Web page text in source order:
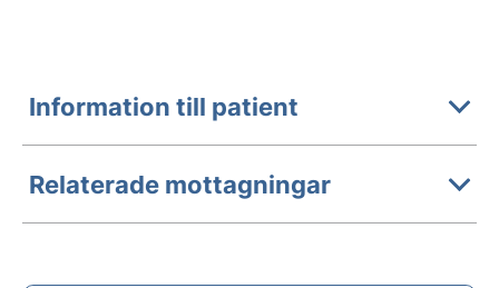
Information till patient
Relaterade mottagningar